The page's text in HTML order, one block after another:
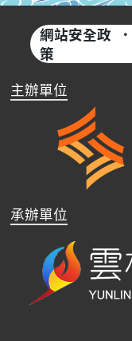
網站安全政
策
·
主辦單位
承辦單位